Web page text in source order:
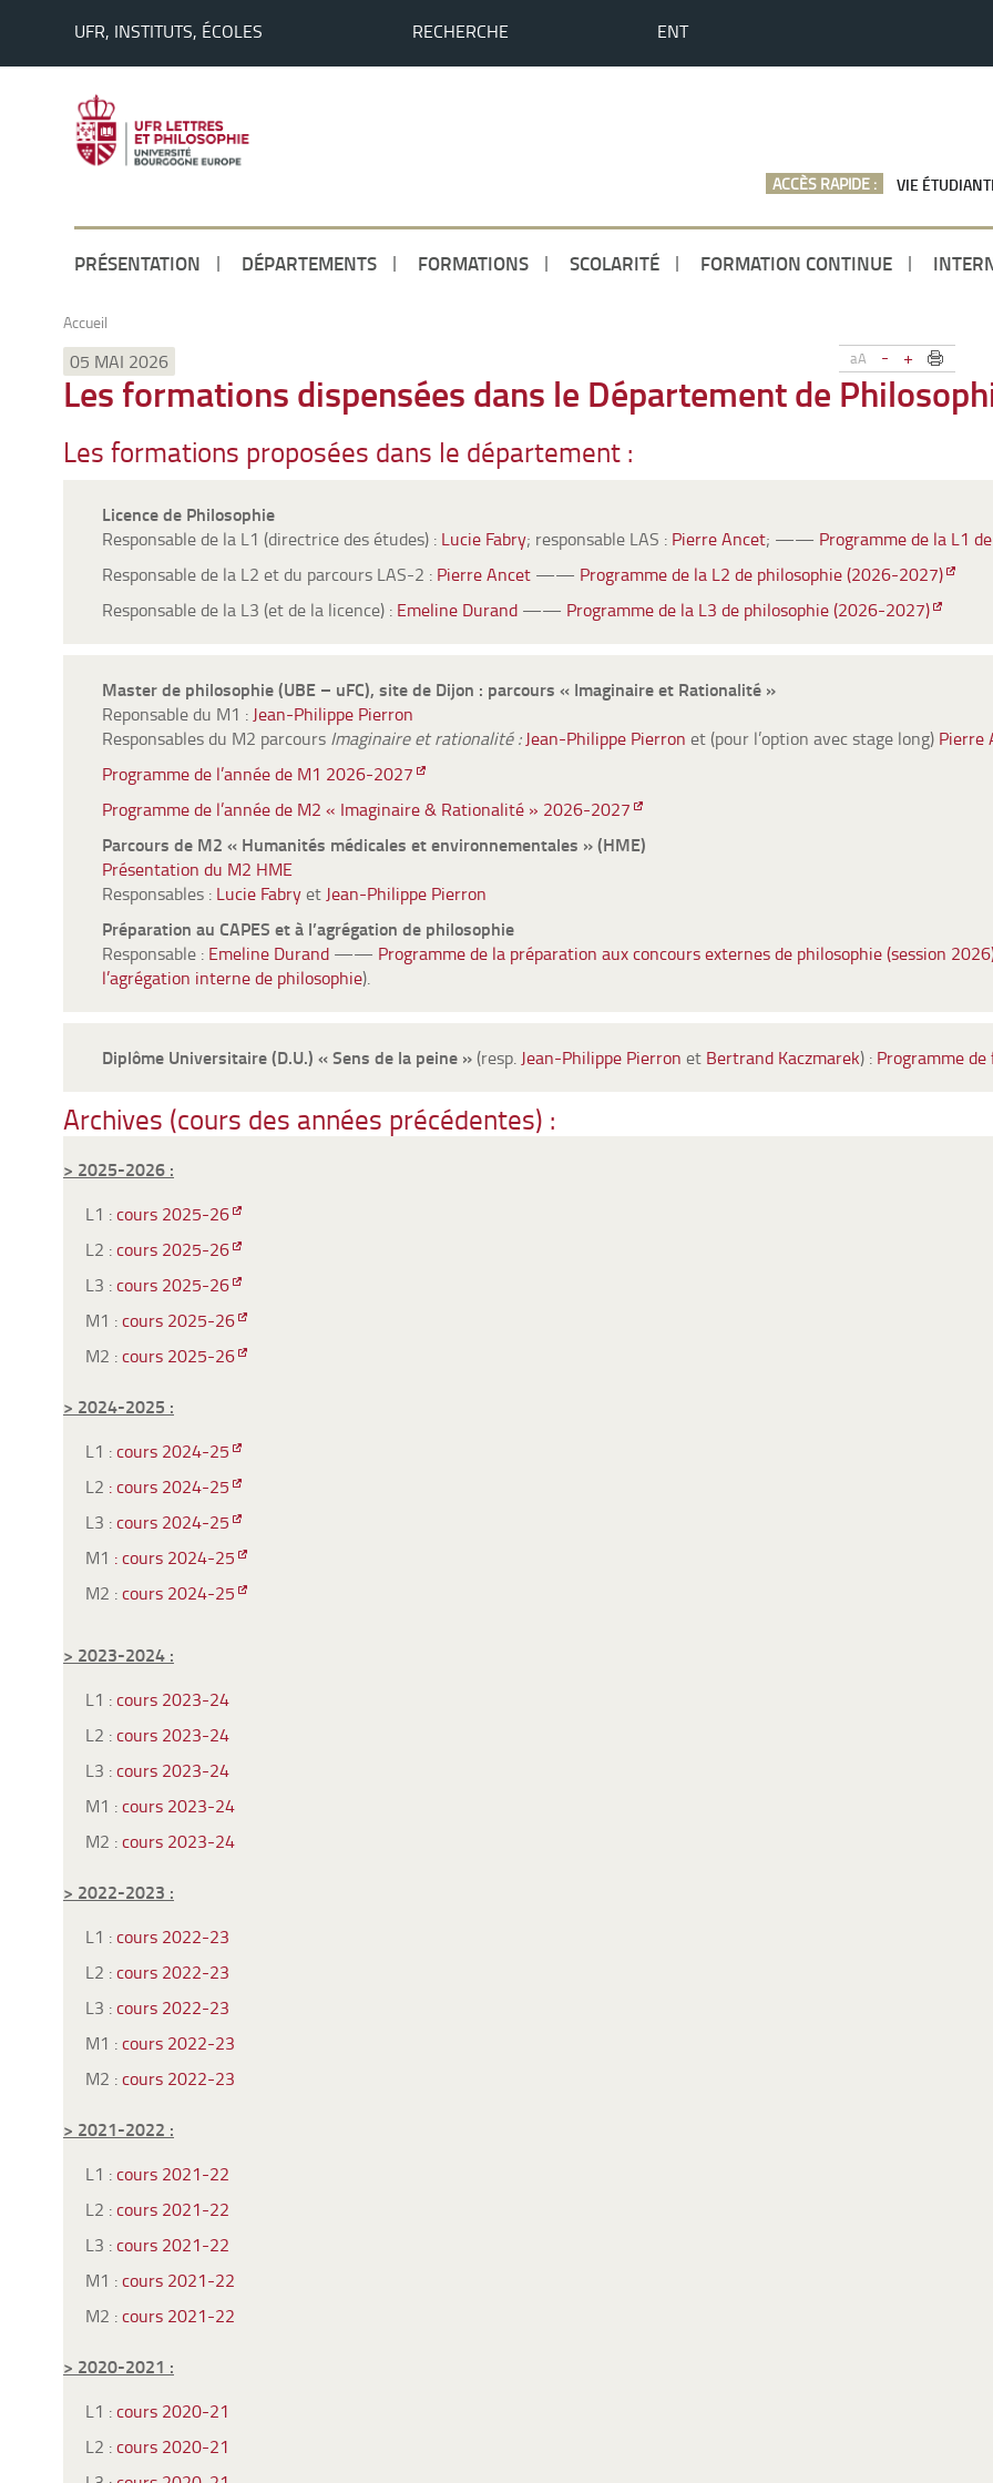
UFR, INSTITUTS, ÉCOLES RECHERCHE ENT
ACCÈS RAPIDE : VIE
PRÉSENTATION DÉPARTEMENTS FORMATIONS SCOLARITÉ FORMATION CONTINUE
Accueil
aA - +
05 MAI 2026
Les formations dispensées dans le Département de
Les formations proposées dans le département :
Licence de Philosophie
Responsable de la L1 (directrice des études) : Lucie Fabry; responsable LAS : Pierre Ancet; —— Programme de la L1
Responsable de la L2 et du parcours LAS-2 : Pierre Ancet —— Programme de la L2 de philosophie (2026-2027)
Responsable de la L3 (et de la licence) : Emeline Durand —— Programme de la L3 de philosophie (2026-2027)
Master de philosophie (UBE – uFC), site de Dijon : parcours « Imaginaire et Rationalité »
Reponsable du M1 : Jean-Philippe Pierron
Responsables du M2 parcours Imaginaire et rationalité : Jean-Philippe Pierron et (pour l’option avec stage long) Pierre
Programme de l’année de M1 2026-2027
Programme de l’année de M2 « Imaginaire & Rationalité » 2026-2027
Parcours de M2 « Humanités médicales et environnementales » (HME)
Présentation du M2 HME
Responsables : Lucie Fabryet Jean-Philippe Pierron
Préparation au CAPES et à l’agrégation de philosophie
Responsable : Emeline Durand —— Programme de la préparation aux concours externes de philosophie (session
l’agrégation interne de philosophie).
Diplôme Universitaire (D.U.) « Sens de la peine » (resp. Jean-Philippe Pierron et Bertrand Kaczmarek) : Programme
Archives (cours des années précédentes) :
> 2025-2026 :
L1 :cours 2025-26
L2 :cours 2025-26
L3 :cours 2025-26
M1 :cours 2025-26
M2 :cours 2025-26
> 2024-2025 :
L1 :cours 2024-25
L2 : cours 2024-25
L3 :cours 2024-25
M1 : cours 2024-25
M2 :cours 2024-25
> 2023-2024 :
L1 :cours 2023-24
L2 :cours 2023-24
L3 :cours 2023-24
M1 :cours 2023-24
M2 :cours 2023-24
> 2022-2023 :
L1 :cours 2022-23
L2 :cours 2022-23
L3 :cours 2022-23
M1 :cours 2022-23
M2 :cours 2022-23
> 2021-2022 :
L1 :cours 2021-22
L2 :cours 2021-22
L3 :cours 2021-22
M1 :cours 2021-22
M2 :cours 2021-22
> 2020-2021 :
L1 :cours 2020-21
L2 :cours 2020-21